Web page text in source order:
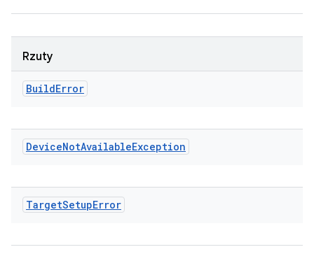
Rzuty
BuildError
DeviceNotAvailableException
TargetSetupError